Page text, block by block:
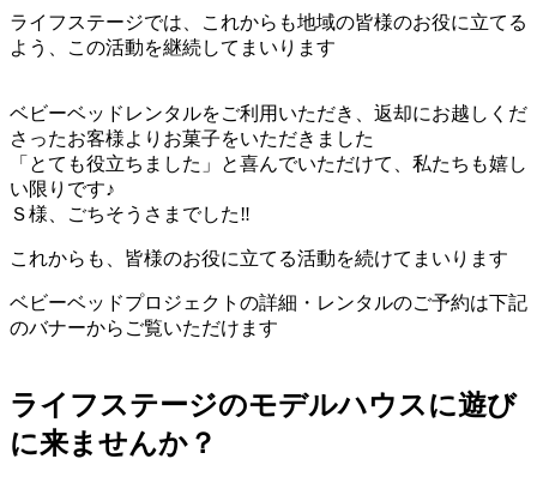
ライフステージでは、これからも地域の皆様のお役に立てる
よう、この活動を継続してまいります
ベビーベッドレンタルをご利用いただき、返却にお越しくだ
さったお客様よりお菓子をいただきました
「とても役立ちました」と喜んでいただけて、私たちも嬉し
い限りです♪
Ｓ様、ごちそうさまでした‼
これからも、皆様のお役に立てる活動を続けてまいります
ベビーベッドプロジェクトの詳細・レンタルのご予約は下記
のバナーからご覧いただけます
ライフステージのモデルハウスに遊び
に来ませんか？